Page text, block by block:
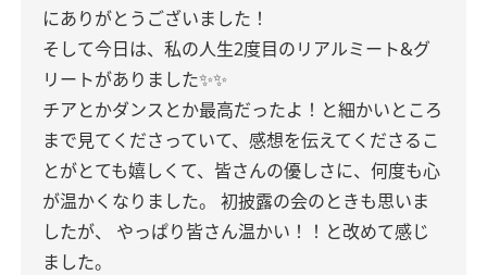
にありがとうございました！
そして今日は、私の人生2度目のリアルミート&グ
リートがありました✨✨
チアとかダンスとか最高だったよ！と細かいところ
まで見てくださっていて、感想を伝えてくださるこ
とがとても嬉しくて、皆さんの優しさに、何度も心
が温かくなりました。
初披露の会のときも思いま
したが、
やっぱり皆さん温かい！！と改めて感じ
ました。